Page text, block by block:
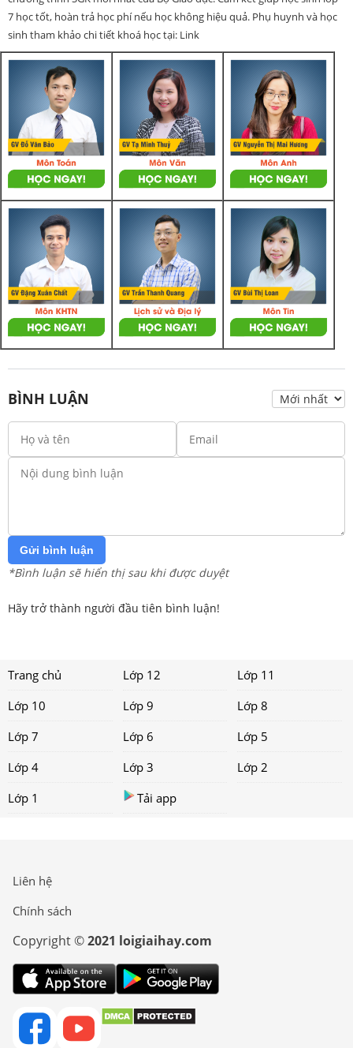
7 học tốt, hoàn trả học phí nếu học không hiệu quả. Phụ huynh và học
sinh tham khảo chi tiết khoá học tại: Link
BÌNH LUẬN
Gửi bình luận
*Bình luận sẽ hiển thị sau khi được duyệt
Hãy trở thành người đầu tiên bình luận!
Trang chủ Lớp 12
Lớp 11
Lớp 10
Lớp 9
Lớp 8
Lớp 7
Lớp 6
Lớp 5
Lớp 4
Lớp 3
Lớp 2
Lớp 1
Tải app
Liên hệ
Chính sách
Copyright ©2021 loigiaihay.com